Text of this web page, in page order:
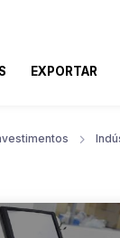
EXPORTAR